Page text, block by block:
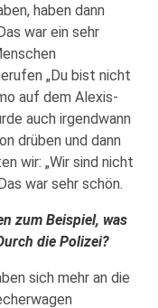
haben dann
war ein sehr
„Du bist nicht
auf dem Alexis-
auch irgendwann
drüben und dann
wir: „Wir sind nicht
war sehr schön.
zum Beispiel, was
die Polizei?
sich mehr an die